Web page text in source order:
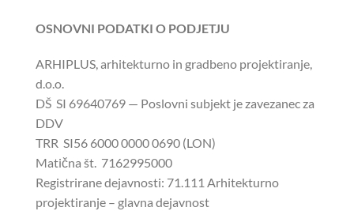
OSNOVNI PODATKI O PODJETJU
ARHIPLUS, arhitekturno in gradbeno projektiranje,
d.o.o.
DŠ SI 69640769 — Poslovni subjekt je zavezanec za
DDV
TRR SI56 6000 0000 0690 (LON)
Matična št. 7162995000
Registrirane dejavnosti: 71.111 Arhitekturno
projektiranje – glavna dejavnost